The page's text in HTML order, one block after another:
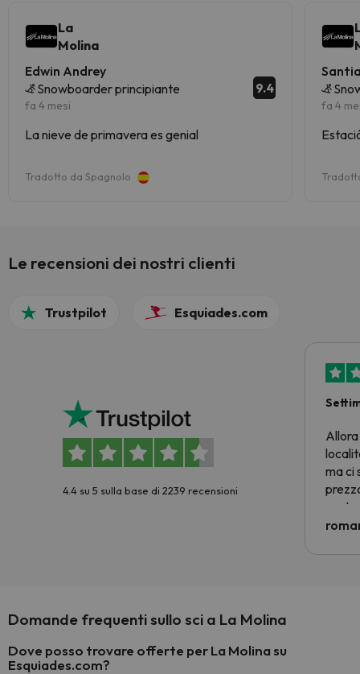
La
Molina
Edwin Andrey
Snowboarder principiante
fa 4 mesi
9.4
La nieve de primavera es genial
Tradotto da Spagnolo
fa 4
Le recensioni dei nostri clienti
Trustpilot Esquiades.com
4.4 su 5 sulla base di 2239 recensioni
Allora
ma ci
Domande frequenti sullo sci a La Molina
Dove posso trovare offerte per La Molina su
Esquiades.com?